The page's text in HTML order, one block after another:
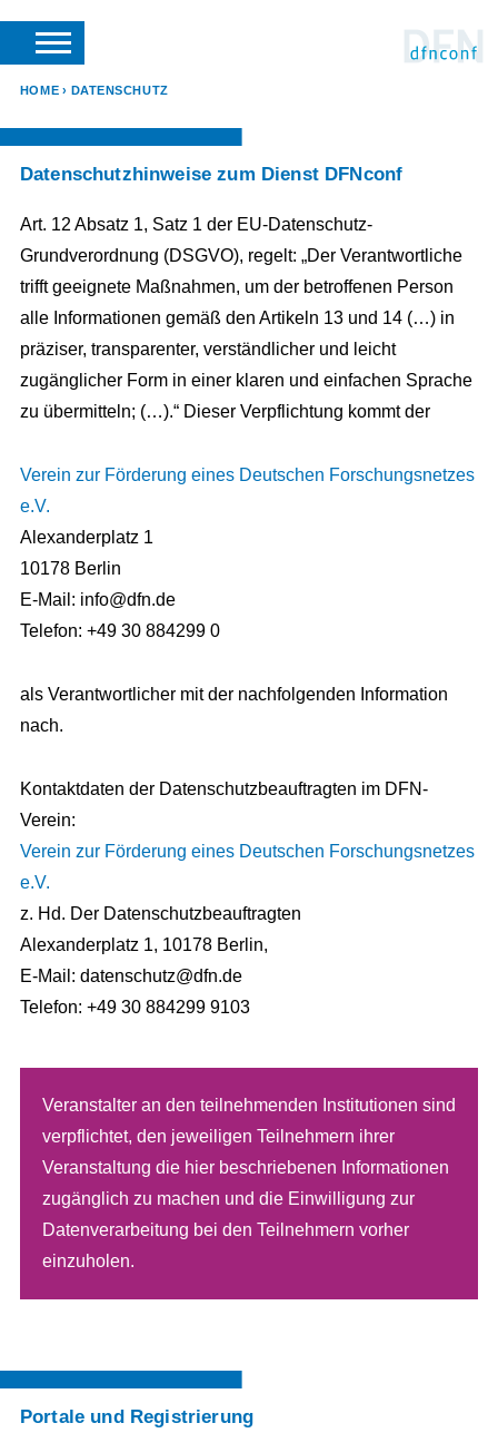
SUCHE VERANSTALTER LOGIN
HOME DATENSCHUTZ
Datenschutzhinweise zum Dienst DFNconf
Art. 12 Absatz 1, Satz 1 der EU-Datenschutz-
Grundverordnung (DSGVO), regelt: „Der Verantwortliche
trifft geeignete Maßnahmen, um der betroffenen Person
alle Informationen gemäß den Artikeln 13 und 14 (…) in
präziser, transparenter, verständlicher und leicht
zugänglicher Form in einer klaren und einfachen Sprache
zu übermitteln; (…).“ Dieser Verpflichtung kommt der
Verein zur Förderung eines Deutschen Forschungsnetzes
e.V.
Alexanderplatz 1
10178 Berlin
E-Mail: info@dfn.de
Telefon: +49 30 884299 0
als Verantwortlicher mit der nachfolgenden Information
nach.
Kontaktdaten der Datenschutzbeauftragten im DFN-
Verein:
Verein zur Förderung eines Deutschen Forschungsnetzes
e.V.
z. Hd. Der Datenschutzbeauftragten
Alexanderplatz 1, 10178 Berlin,
E-Mail: datenschutz@dfn.de
Telefon: +49 30 884299 9103
Veranstalter an den teilnehmenden Institutionen sind
verpflichtet, den jeweiligen Teilnehmern ihrer
Veranstaltung die hier beschriebenen Informationen
zugänglich zu machen und die Einwilligung zur
Datenverarbeitung bei den Teilnehmern vorher
einzuholen.
Portale und Registrierung